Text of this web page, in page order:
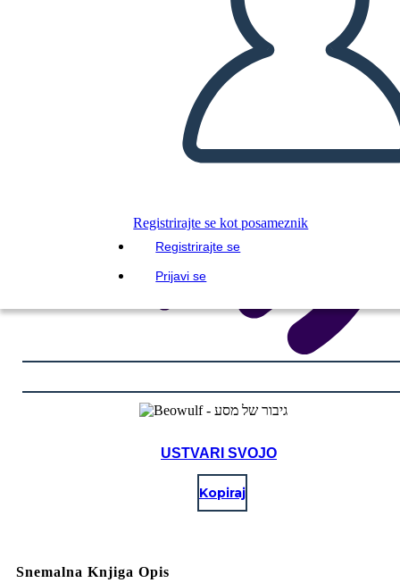
Registrirajte se kot posameznik
Registrirajte se
Prijavi se
USTVARI SVOJO
Kopiraj
Snemalna Knjiga Opis